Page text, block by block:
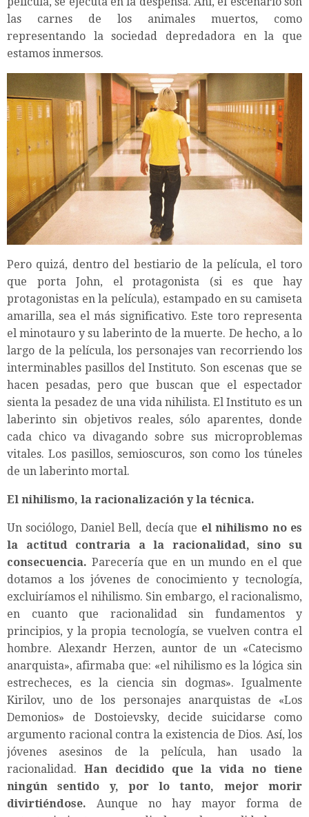
las carnes de los animales muertos, como
representando la sociedad depredadora en la que
estamos inmersos.
Pero quizá, dentro del bestiario de la película, el toro
que porta John, el protagonista (si es que hay
protagonistas en la película), estampado en su camiseta
amarilla, sea el más significativo. Este toro representa
el minotauro y su laberinto de la muerte. De hecho, a lo
largo de la película, los personajes van recorriendo los
interminables pasillos del Instituto. Son escenas que se
hacen pesadas, pero que buscan que el espectador
sienta la pesadez de una vida nihilista. El Instituto es un
laberinto sin objetivos reales, sólo aparentes, donde
cada chico va divagando sobre sus microproblemas
vitales. Los pasillos, semioscuros, son como los túneles
de un laberinto mortal.
El nihilismo, la racionalización y la técnica.
Un sociólogo, Daniel Bell, decía que el nihilismo no es
la actitud contraria a la racionalidad, sino su
consecuencia. Parecería que en un mundo en el que
dotamos a los jóvenes de conocimiento y tecnología,
excluiríamos el nihilismo. Sin embargo, el racionalismo,
en cuanto que racionalidad sin fundamentos y
principios, y la propia tecnología, se vuelven contra el
hombre. Alexandr Herzen, auntor de un «Catecismo
anarquista», afirmaba que: «el nihilismo es la lógica sin
estrecheces, es la ciencia sin dogmas». Igualmente
Kirilov, uno de los personajes anarquistas de «Los
Demonios» de Dostoievsky, decide suicidarse como
argumento racional contra la existencia de Dios. Así, los
jóvenes asesinos de la película, han usado la
racionalidad. Han decidido que la vida no tiene
ningún sentido y, por lo tanto, mejor morir
divirtiéndose. Aunque no hay mayor forma de